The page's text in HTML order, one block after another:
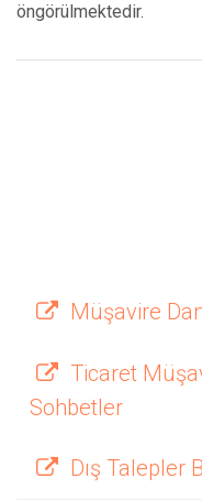
öngörülmektedir.
Müşavire
Ticaret
Sohbetler
Dış Talepler